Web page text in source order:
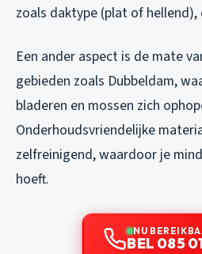
zoals daktype (plat of
Een ander aspect is de mate
gebieden zoals Dubbeldam,
bladeren en mossen zich
Onderhoudsvriendelijke
zelfreinigend, waardoor je
hoeft.
NU
BEL 085